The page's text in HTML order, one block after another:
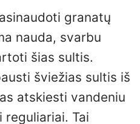
granatų
nauda, svarbu
šias sultis.
šviežias sultis iš
atskiesti vandeniu
Tai